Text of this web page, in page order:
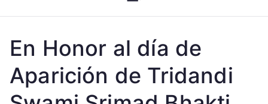
En Honor al día de
Aparición de Tridandi